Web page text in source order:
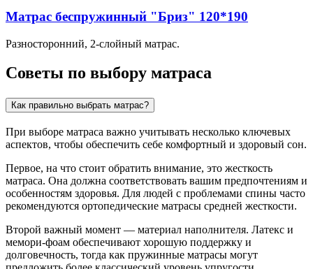
Матрас беспружинный "Бриз" 120*190
Разносторонний, 2-слойный матрас.
Советы по выбору матраса
Как правильно выбрать матрас?
При выборе матраса важно учитывать несколько ключевых
аспектов, чтобы обеспечить себе комфортный и здоровый сон.
Первое, на что стоит обратить внимание, это жесткость
матраса. Она должна соответствовать вашим предпочтениям и
особенностям здоровья. Для людей с проблемами спины часто
рекомендуются ортопедические матрасы средней жесткости.
Второй важный момент — материал наполнителя. Латекс и
мемори-фоам обеспечивают хорошую поддержку и
долговечность, тогда как пружинные матрасы могут